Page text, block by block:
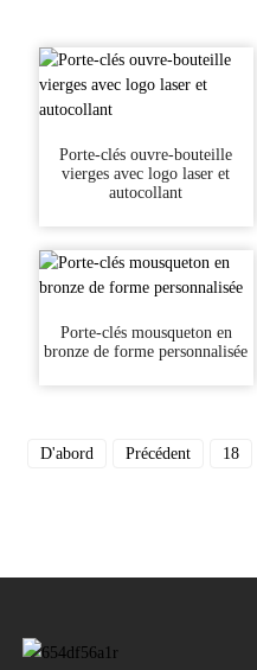
Porte-clés ouvre-bouteille
vierges avec logo laser et
autocollant
Porte-clés mousqueton en
bronze de forme personnalisée
D'abord Précédent 18